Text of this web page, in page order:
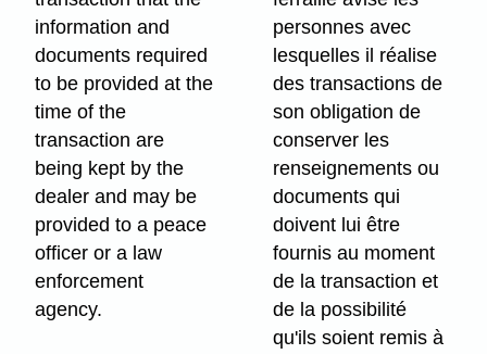
information and
documents required
to be provided at the
time of the
transaction are
being kept by the
dealer and may be
provided to a peace
officer or a law
enforcement
agency.
personnes avec
lesquelles il réalise
des transactions de
son obligation de
conserver les
renseignements ou
documents qui
doivent lui être
fournis au moment
de la transaction et
de la possibilité
qu'ils soient remis à